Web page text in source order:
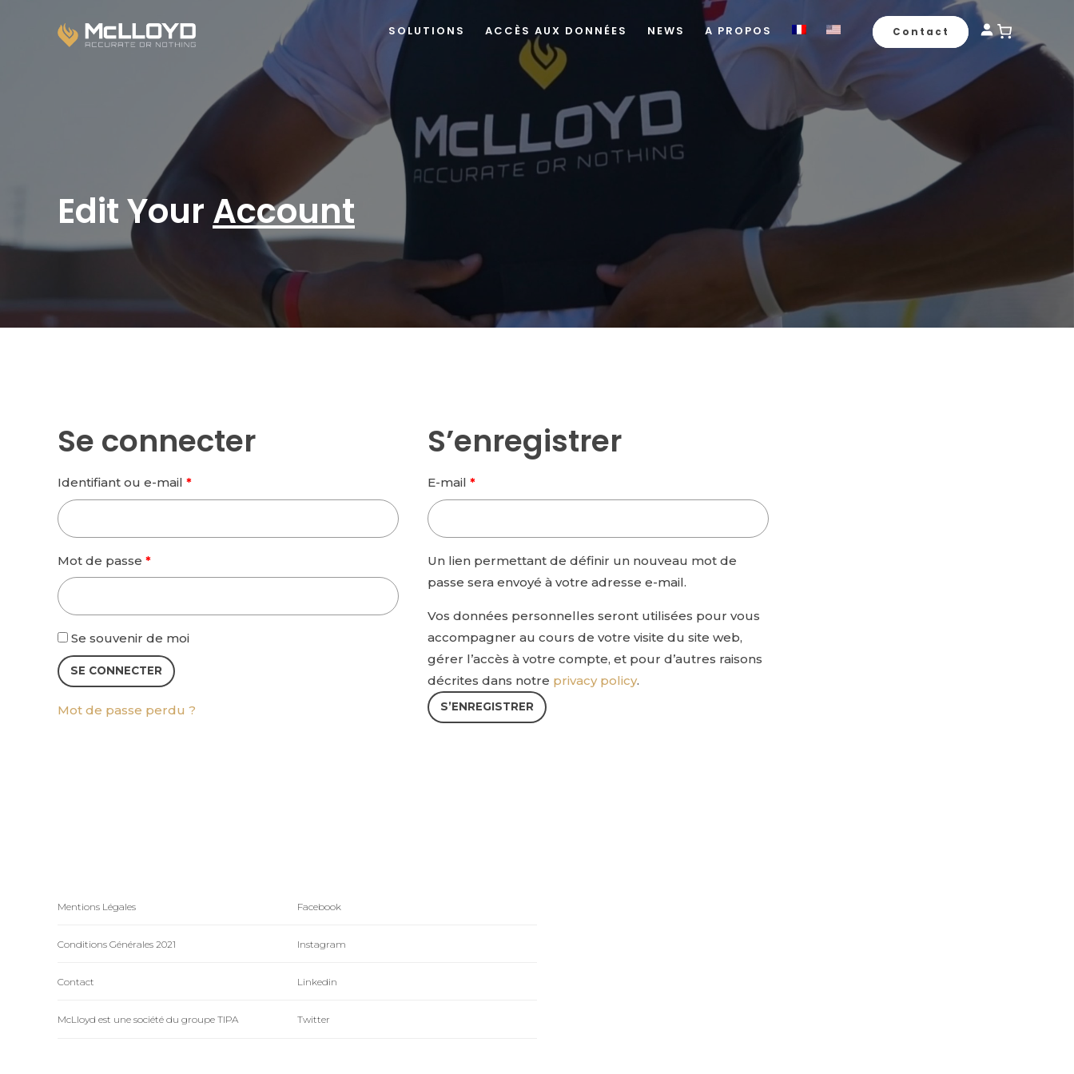
Contact
SOLUTIONS ACCÈS AUX DONNÉES NEWS A PROPOS
Edit Your Account
Se connecter
Identifiant ou e-mail *
Mot de passe *
Se souvenir de moi
SE CONNECTER
Mot de passe perdu ?
S’enregistrer
E-mail *Obligatoire
Un lien permettant de définir un nouveau mot de
passe sera envoyé à votre adresse e-mail.
Vos données personnelles seront utilisées pour vous
accompagner au cours de votre visite du site web,
gérer l’accès à votre compte, et pour d’autres raisons
décrites dans notre privacy policy.
S’ENREGISTRER
Mentions Légales
Conditions Générales 2021
Contact
McLloyd est une société du groupe TIPA
Facebook
Instagram
Linkedin
Twitter